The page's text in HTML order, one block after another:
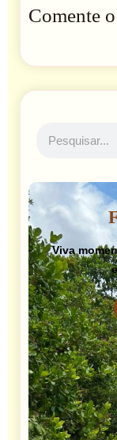
Comente
Viva